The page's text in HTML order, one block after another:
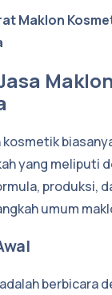
Maklon
kosmetik
yang meliputi
produksi,
umum
berbicara